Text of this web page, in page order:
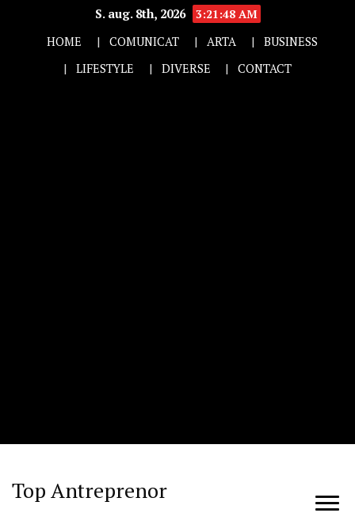
S. aug. 8th, 2026
3:21:49 AM
HOME
COMUNICAT ARTA
BUSINESS
LIFESTYLE
DIVERSE CONTACT
Top Antreprenor